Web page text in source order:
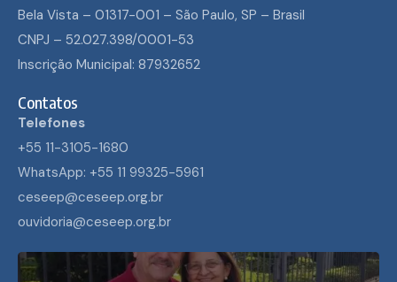
Bela Vista – 01317-001 – São Paulo, SP – Brasil
CNPJ – 52.027.398/0001-53
Inscrição Municipal: 87932652
Contatos
Telefones
+55 11-3105-1680
WhatsApp: +55 11 99325-5961
ceseep@ceseep.org.br
ouvidoria@ceseep.org.br